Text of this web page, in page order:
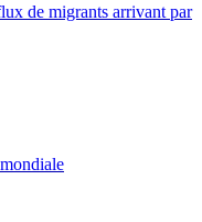
de migrants arrivant par